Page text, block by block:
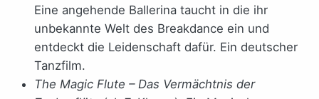
Eine angehende Ballerina taucht in die ihr
unbekannte Welt des Breakdance ein und
entdeckt die Leidenschaft dafür. Ein deutscher
Tanzfilm.
The Magic Flute – Das Vermächtnis der